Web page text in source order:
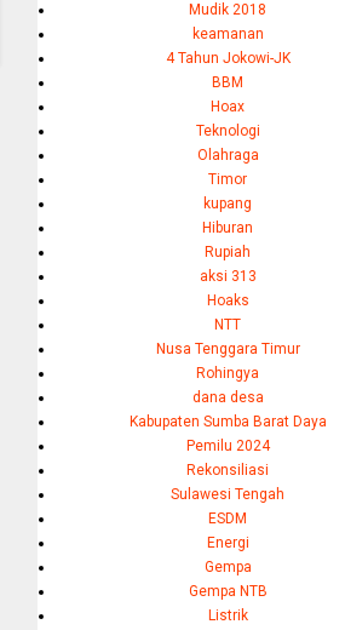
Mudik 2018
keamanan
4 Tahun Jokowi-JK
BBM
Hoax
Teknologi
Olahraga
Timor
kupang
Hiburan
Rupiah
aksi 313
Hoaks
NTT
Nusa Tenggara Timur
Rohingya
dana desa
Kabupaten Sumba Barat Daya
Pemilu 2024
Rekonsiliasi
Sulawesi Tengah
ESDM
Energi
Gempa
Gempa NTB
Listrik